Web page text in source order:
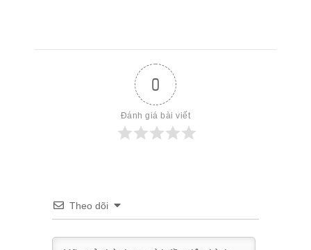
0
Đánh giá bài viết
Theo dõi